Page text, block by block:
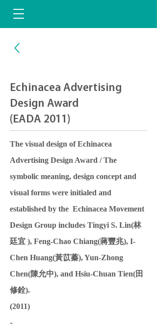
Echinacea Advertising
Design Award
(EADA 2011)
The visual design of Echinacea
Advertising Design Award / The
symbolic meaning, design concept and
visual forms were initialed and
established by the Echinacea Movement
Design Group includes Tingyi S. Lin(林
廷宜 ), Feng-Chao Chiang(蔣豐兆), I-
Chen Huang(黃苡蓁), Yun-Zhong
Chen(陳允中), and Hsiu-Chuan Tien(田
修銓).
(2011)
-